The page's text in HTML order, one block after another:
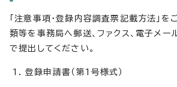
「注意事項・登録内容調査票記載方法」を
類等を事務局へ郵送、ファクス、電子メ
で提出してください。
登録申請書（第1号様式）